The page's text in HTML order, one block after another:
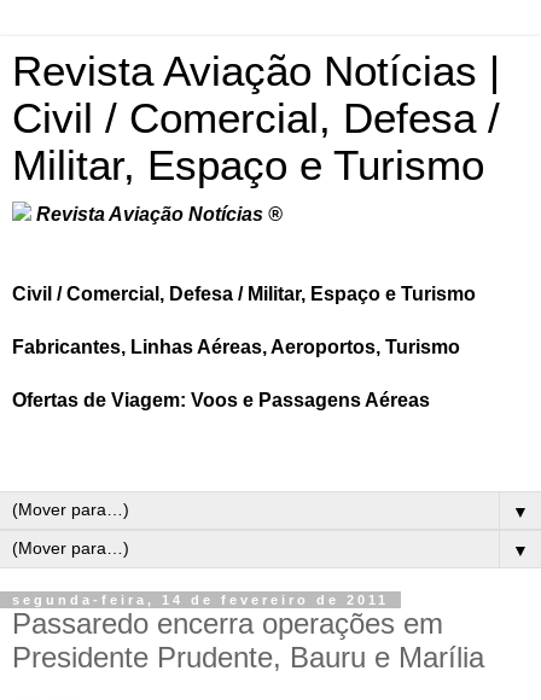
Revista Aviação Notícias |
Civil / Comercial, Defesa /
Militar, Espaço e Turismo
Revista Aviação Notícias ®
Civil / Comercial, Defesa / Militar, Espaço e Turismo
Fabricantes, Linhas Aéreas, Aeroportos, Turismo
Ofertas de Viagem: Voos e Passagens Aéreas
▼
▼
segunda-feira, 14 de fevereiro de 2011
Passaredo encerra operações em
Presidente Prudente, Bauru e Marília